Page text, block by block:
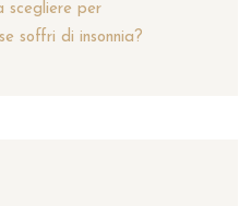
scegliere per
soffri di insonnia?